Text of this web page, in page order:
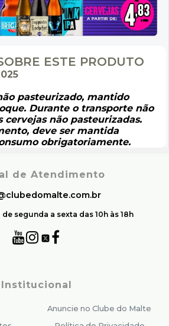
ESTE PRODUTO
pasteurizado, mantido
Durante o transporte não
cervejas não pasteurizadas.
deve ser mantida
obrigatoriamente.
de Atendimento
de segunda a sexta das 10h às 18h
Institucional
Anuncie no Clube do Malte